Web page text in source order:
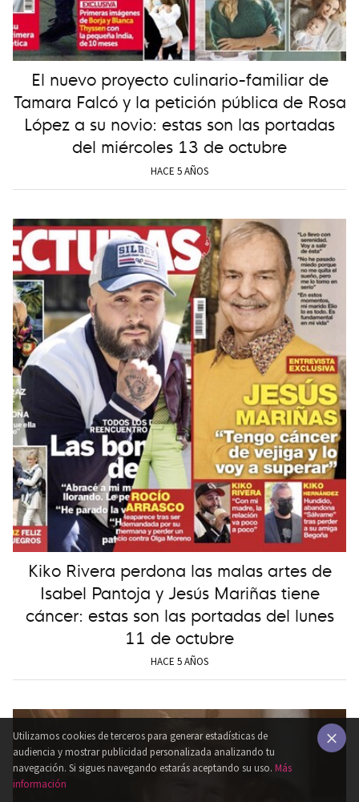
El nuevo proyecto culinario-familiar de
Tamara Falcó y la petición pública de Rosa
López a su novio: estas son las portadas
del miércoles 13 de octubre
HACE 5 AÑOS
Kiko Rivera perdona las malas artes de
Isabel Pantoja y Jesús Mariñas tiene
cáncer: estas son las portadas del lunes
11 de octubre
HACE 5 AÑOS
Utilizamos cookies de terceros para generar estadísticas de
audiencia y mostrar publicidad personalizada analizando tu
navegación. Si sigues navegando estarás aceptando su uso. Más
información